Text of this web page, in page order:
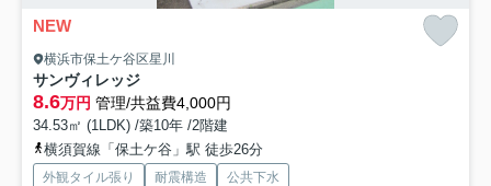
NEW
横浜市保土ケ谷区星川
サンヴィレッジ
8.6万円 管理/共益費4,000円
34.53㎡ (1LDK) /築10年 /2階建
横須賀線「保土ケ谷」駅 徒歩26分
外観タイル張り 耐震構造 公共下水